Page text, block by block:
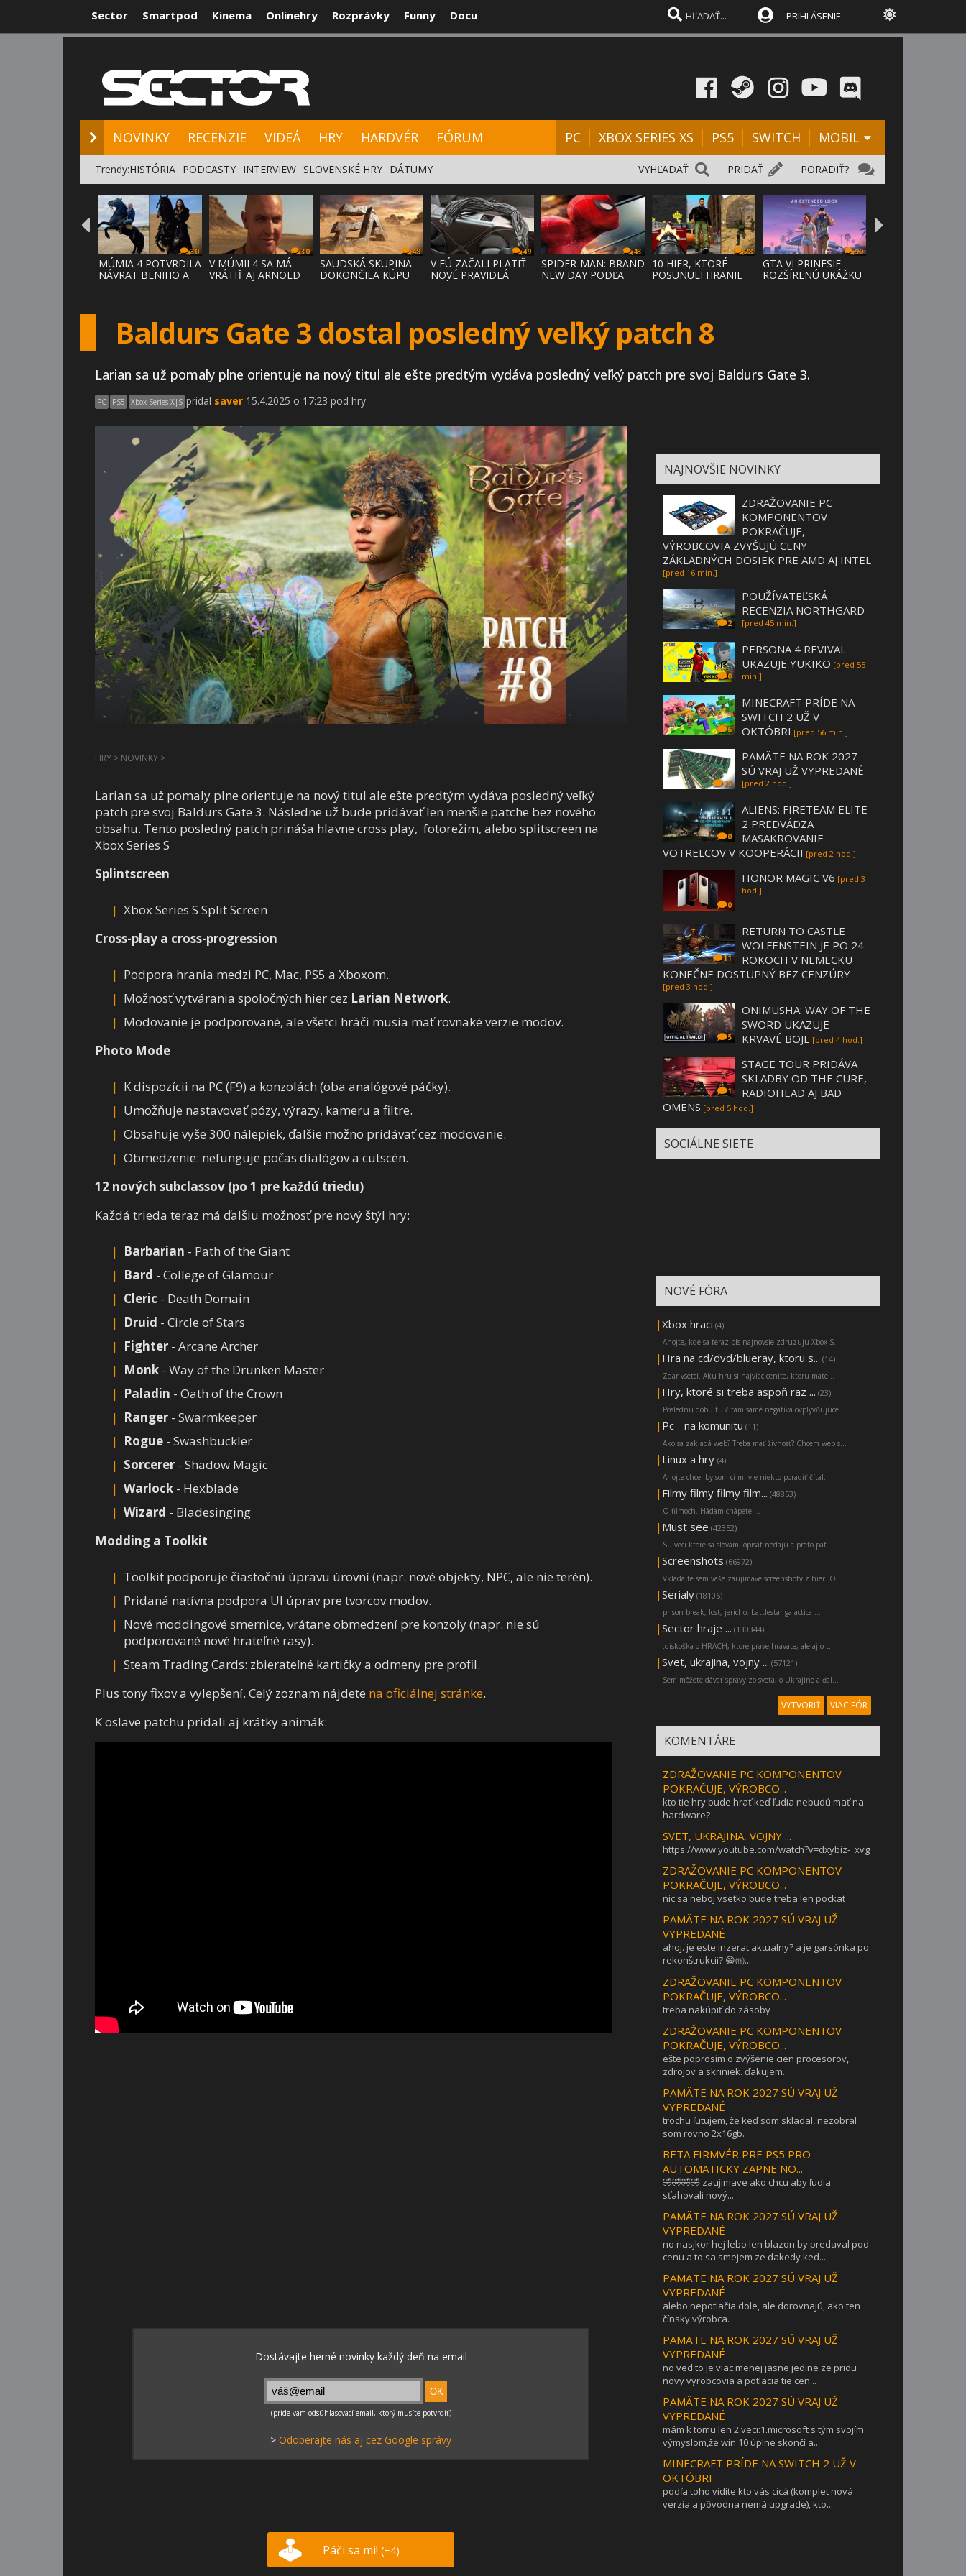
Sector Smartpod Kinema Onlinehry Rozprávky Funny Docu PRIHLÁSENIE
NOVINKY RECENZIE VIDEÁ HRY HARDVÉR FÓRUM PC XBOX SERIES XS PS5 SWITCH MOBIL
PORADIŤ?
PRIDAŤ
VYHĽADAŤ
Trendy:HISTÓRIA PODCASTY INTERVIEW SLOVENSKÉ HRY DÁTUMY
30
MÚMIA 4 POTVRDILA
NÁVRAT BENIHO A
30
V MÚMII 4 SA MÁ
VRÁTIŤ AJ ARNOLD
48
SAUDSKÁ SKUPINA
DOKONČILA KÚPU
49
V EÚ ZAČALI PLATIŤ
NOVÉ PRAVIDLÁ
43
SPIDER-MAN: BRAND
NEW DAY PODĽA
28
10 HIER, KTORÉ
POSUNULI HRANIE
90
GTA VI PRINESIE
ROZŠÍRENÚ UKÁŽKU
Baldurs Gate 3 dostal posledný veľký patch 8
Larian sa už pomaly plne orientuje na nový titul ale ešte predtým vydáva posledný veľký patch pre svoj Baldurs Gate 3.
PC PS5 Xbox Series X|S pridal saver 15.4.2025 o 17:23 pod hry
HRY > NOVINKY >
Larian sa už pomaly plne orientuje na nový titul ale ešte predtým vydáva posledný veľký
patch pre svoj Baldurs Gate 3. Následne už bude pridávať len menšie patche bez nového
obsahu. Tento posledný patch prináša hlavne cross play, fotorežim, alebo splitscreen na
Xbox Series S
Splintscreen
Xbox Series S Split Screen
Cross-play a cross-progression
Podpora hrania medzi PC, Mac, PS5 a Xboxom.
Možnosť vytvárania spoločných hier cez Larian Network.
Modovanie je podporované, ale všetci hráči musia mať rovnaké verzie modov.
Photo Mode
K dispozícii na PC (F9) a konzolách (oba analógové páčky).
Umožňuje nastavovať pózy, výrazy, kameru a filtre.
Obsahuje vyše 300 nálepiek, ďalšie možno pridávať cez modovanie.
Obmedzenie: nefunguje počas dialógov a cutscén.
12 nových subclassov (po 1 pre každú triedu)
Každá trieda teraz má ďalšiu možnosť pre nový štýl hry:
Barbarian - Path of the Giant
Bard - College of Glamour
Cleric - Death Domain
Druid - Circle of Stars
Fighter - Arcane Archer
Monk - Way of the Drunken Master
Paladin - Oath of the Crown
Ranger - Swarmkeeper
Rogue - Swashbuckler
Sorcerer - Shadow Magic
Warlock - Hexblade
Wizard - Bladesinging
Modding a Toolkit
Toolkit podporuje čiastočnú úpravu úrovní (napr. nové objekty, NPC, ale nie terén).
Pridaná natívna podpora UI úprav pre tvorcov modov.
Nové moddingové smernice, vrátane obmedzení pre konzoly (napr. nie sú
podporované nové hrateľné rasy).
Steam Trading Cards: zbierateľné kartičky a odmeny pre profil.
Plus tony fixov a vylepšení. Celý zoznam nájdete na oficiálnej stránke.
K oslave patchu pridali aj krátky animák:
> Odoberajte nás aj cez Google správy
Páči sa mi! (+4)
NAJNOVŠIE NOVINKY
4
ZDRAŽOVANIE PC
KOMPONENTOV
POKRAČUJE,
VÝROBCOVIA ZVYŠUJÚ CENY
ZÁKLADNÝCH DOSIEK PRE AMD AJ INTEL
[pred 16 min.]
2
POUŽÍVATEĽSKÁ
RECENZIA NORTHGARD
[pred 45 min.]
0
PERSONA 4 REVIVAL
UKAZUJE YUKIKO [pred 55
min.]
6
MINECRAFT PRÍDE NA
SWITCH 2 UŽ V
OKTÓBRI [pred 56 min.]
25
PAMÄTE NA ROK 2027
SÚ VRAJ UŽ VYPREDANÉ
[pred 2 hod.]
0
ALIENS: FIRETEAM ELITE
2 PREDVÁDZA
MASAKROVANIE
VOTRELCOV V KOOPERÁCII [pred 2 hod.]
0
HONOR MAGIC V6 [pred 3
hod.]
11
RETURN TO CASTLE
WOLFENSTEIN JE PO 24
ROKOCH V NEMECKU
KONEČNE DOSTUPNÝ BEZ CENZÚRY
[pred 3 hod.]
5
ONIMUSHA: WAY OF THE
SWORD UKAZUJE
KRVAVÉ BOJE [pred 4 hod.]
1
STAGE TOUR PRIDÁVA
SKLADBY OD THE CURE,
RADIOHEAD AJ BAD
OMENS [pred 5 hod.]
SOCIÁLNE SIETE
NOVÉ FÓRA
| Xbox hraci (4)
Ahojte, kde sa teraz pls najnovsie zdruzuju Xbox S...
| Hra na cd/dvd/blueray, ktoru s... (14)
Zdar vsetci. Aku hru si najviac cenite, ktoru mate...
| Hry, ktoré si treba aspoň raz ... (23)
Poslednú dobu tu čítam samé negatíva ovplyvňujúce ...
| Pc - na komunitu (11)
Ako sa zakladá web? Treba mať živnosť? Chcem web s...
| Linux a hry (4)
Ahojte chcel by som ci mi vie niekto poradiť čítal...
| Filmy filmy filmy film... (48853)
O filmoch. Hádam chápete....
| Must see (42352)
Su veci ktore sa slovami opisat nedaju a preto pat...
| Screenshots (66972)
Vkladajte sem vaše zaujímavé screenshoty z hier. O...
| Serialy (18106)
prison break, lost, jericho, battlestar galactica ...
| Sector hraje ... (130344)
:diskoška o HRACH, ktore prave hravate, ale aj o t...
| Svet, ukrajina, vojny ... (57121)
Sem môžete dávať správy zo sveta, o Ukrajine a ďal...
VYTVORIŤ VIAC FÓR
KOMENTÁRE
ZDRAŽOVANIE PC KOMPONENTOV
POKRAČUJE, VÝROBCO...
kto tie hry bude hrať keď ľudia nebudú mať na
hardware?
SVET, UKRAJINA, VOJNY ...
https://www.youtube.com/watch?v=dxybiz-_xvg
ZDRAŽOVANIE PC KOMPONENTOV
POKRAČUJE, VÝROBCO...
nic sa neboj vsetko bude treba len pockat
PAMÄTE NA ROK 2027 SÚ VRAJ UŽ
VYPREDANÉ
ahoj. je este inzerat aktualny? a je garsónka po
rekonštrukcii? 😁㈳...
ZDRAŽOVANIE PC KOMPONENTOV
POKRAČUJE, VÝROBCO...
treba nakúpiť do zásoby
ZDRAŽOVANIE PC KOMPONENTOV
POKRAČUJE, VÝROBCO...
ešte poprosím o zvýšenie cien procesorov,
zdrojov a skriniek. ďakujem.
PAMÄTE NA ROK 2027 SÚ VRAJ UŽ
VYPREDANÉ
trochu ľutujem, že keď som skladal, nezobral
som rovno 2x16gb.
BETA FIRMVÉR PRE PS5 PRO
AUTOMATICKY ZAPNE NO...
🤣🤣🤣🤣 zaujimave ako chcu aby ľudia
sťahovali nový...
PAMÄTE NA ROK 2027 SÚ VRAJ UŽ
VYPREDANÉ
no nasjkor hej lebo len blazon by predaval pod
cenu a to sa smejem ze dakedy ked...
PAMÄTE NA ROK 2027 SÚ VRAJ UŽ
VYPREDANÉ
alebo nepotlačia dole, ale dorovnajú, ako ten
čínsky výrobca.
PAMÄTE NA ROK 2027 SÚ VRAJ UŽ
VYPREDANÉ
no ved to je viac menej jasne jedine ze pridu
novy vyrobcovia a potlacia tie cen...
PAMÄTE NA ROK 2027 SÚ VRAJ UŽ
VYPREDANÉ
mám k tomu len 2 veci:1.microsoft s tým svojím
výmyslom,že win 10 úplne skončí a...
MINECRAFT PRÍDE NA SWITCH 2 UŽ V
OKTÓBRI
podľa toho vidíte kto vás cicá (komplet nová
verzia a pôvodna nemá upgrade), kto...